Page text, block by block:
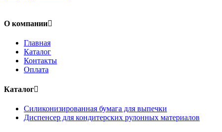
О компании
Главная
Каталог
Контакты
Оплата
Каталог
Силиконизированная бумага для выпечки
Диспенсер для кондитерских рулонных материалов